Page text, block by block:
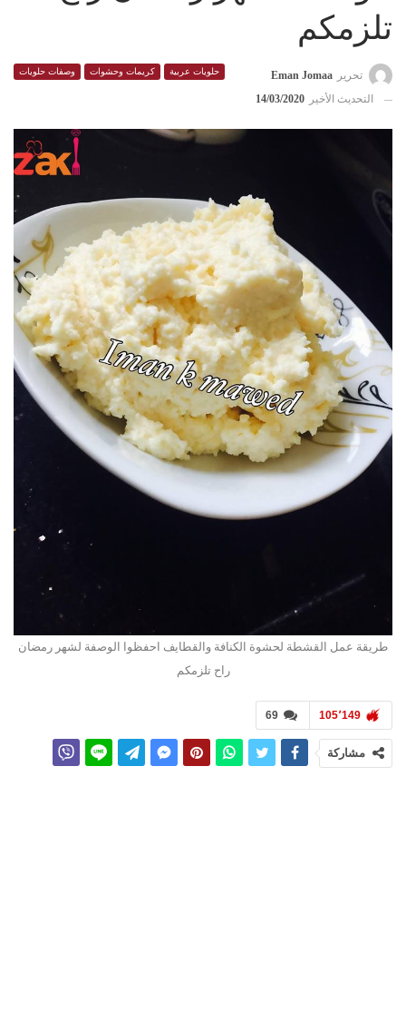
تلزمكم
حلويات عربية كريمات وحشوات وصفات حلويات تحرير
Eman Jomaa
التحديث الأخير
14/03/2020
طريقة عمل القشطة لحشوة الكنافة والقطايف احفظوا الوصفة لشهر رمضان
راح تلزمكم
69 105٬149
مشاركة